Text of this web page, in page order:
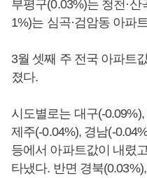
부평구(0.03%)는 청천·
1%)는 심곡·검암동 아파
3월 셋째 주 전국 아파트
졌다.
시도별로는 대구(-
제주(-0.04%), 경남(-
등에서 아파트값이 내렸
타냈다. 반면 경북